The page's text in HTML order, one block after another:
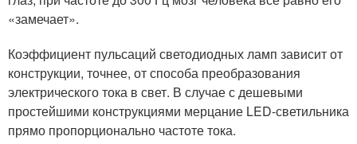
«замечает».
Коэффициент пульсаций светодиодных ламп зависит от
конструкции, точнее, от способа преобразования
электрического тока в свет. В случае с дешевыми
простейшими конструкциями мерцание LED-светильника
прямо пропорционально частоте тока.